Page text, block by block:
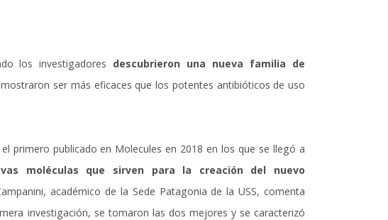
los investigadores descubrieron una nueva familia de
ser más eficaces que los potentes antibióticos de uso
primero publicado en Molecules en 2018 en los que se llegó a
moléculas que sirven para la creación del nuevo
académico de la Sede Patagonia de la USS, comenta
investigación, se tomaron las dos mejores y se caracterizó